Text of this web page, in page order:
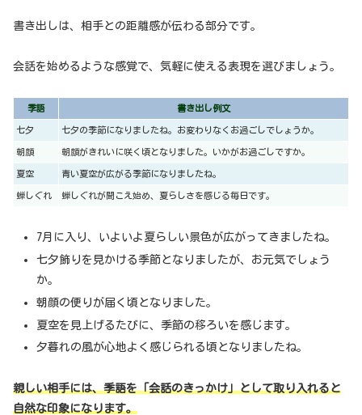
書き出しは、相手との距離感が伝わる部分です。
会話を始めるような感覚で、気軽に使える表現を選びましょう。
季語 書き出し例文
七夕 七夕の季節になりましたね。お変わりなくお過ごしでしょうか。
朝顔 朝顔がきれいに咲く頃となりました。いかがお過ごしですか。
夏空 青い夏空が広がる季節になりましたね。
蝉しぐれ 蝉しぐれが聞こえ始め、夏らしさを感じる毎日です。
7月に入り、いよいよ夏らしい景色が広がってきましたね。
七夕飾りを見かける季節となりましたが、お元気でしょう
か。
朝顔の便りが届く頃となりました。
夏空を見上げるたびに、季節の移ろいを感じます。
夕暮れの風が心地よく感じられる頃となりましたね。
親しい相手には、季語を「会話のきっかけ」として取り入れると
自然な印象になります。